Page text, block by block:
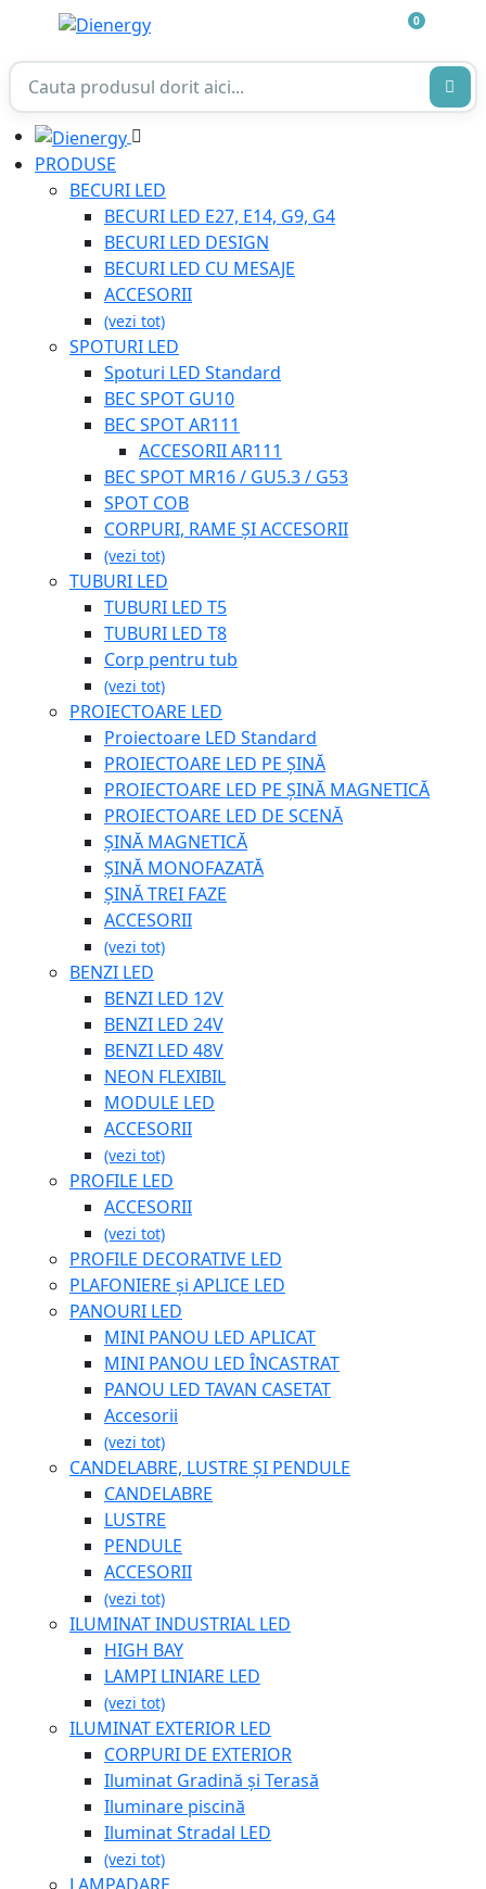
0
PRODUSE
BECURI LED
BECURI LED E27, E14, G9, G4
BECURI LED DESIGN
BECURI LED CU MESAJE
ACCESORII
(vezi tot)
SPOTURI LED
Spoturi LED Standard
BEC SPOT GU10
BEC SPOT AR111
ACCESORII AR111
BEC SPOT MR16 / GU5.3 / G53
SPOT COB
CORPURI, RAME ȘI ACCESORII
(vezi tot)
TUBURI LED
TUBURI LED T5
TUBURI LED T8
Corp pentru tub
(vezi tot)
PROIECTOARE LED
Proiectoare LED Standard
PROIECTOARE LED PE ȘINĂ
PROIECTOARE LED PE ȘINĂ MAGNETICĂ
PROIECTOARE LED DE SCENĂ
ȘINĂ MAGNETICĂ
ȘINĂ MONOFAZATĂ
ȘINĂ TREI FAZE
ACCESORII
(vezi tot)
BENZI LED
BENZI LED 12V
BENZI LED 24V
BENZI LED 48V
NEON FLEXIBIL
MODULE LED
ACCESORII
(vezi tot)
PROFILE LED
ACCESORII
(vezi tot)
PROFILE DECORATIVE LED
PLAFONIERE și APLICE LED
PANOURI LED
MINI PANOU LED APLICAT
MINI PANOU LED ÎNCASTRAT
PANOU LED TAVAN CASETAT
Accesorii
(vezi tot)
CANDELABRE, LUSTRE ȘI PENDULE
CANDELABRE
LUSTRE
PENDULE
ACCESORII
(vezi tot)
ILUMINAT INDUSTRIAL LED
HIGH BAY
LAMPI LINIARE LED
(vezi tot)
ILUMINAT EXTERIOR LED
CORPURI DE EXTERIOR
Iluminat Gradină și Terasă
Iluminare piscină
Iluminat Stradal LED
(vezi tot)